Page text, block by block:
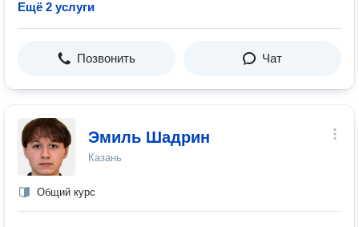
Ещё 2 услуги
Позвонить Чат
Эмиль Шадрин
Казань
Общий курс